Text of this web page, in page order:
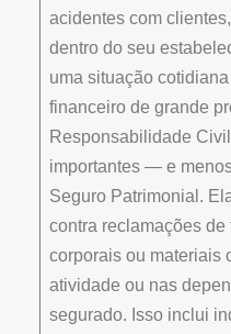
acidentes com
dentro do seu
uma situação
financeiro de grande
Responsabilidade
importantes — e
Seguro Patrimonial.
contra reclamações
corporais ou materiais
atividade ou nas
segurado. Isso inclui